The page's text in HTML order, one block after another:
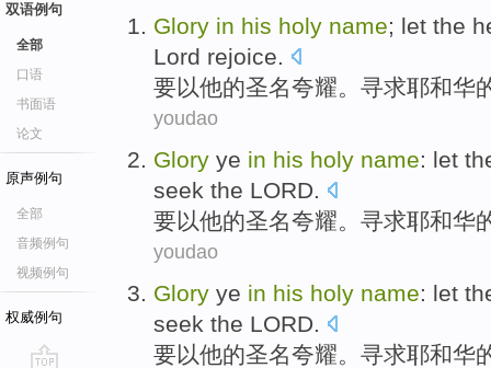
双语例句
全部
口语
书面语
论文
原声例句
全部
音频例句
视频例句
权威例句
Glory in his holy name; let the
Lord rejoice.
要以他的圣名夸耀。 寻求耶和华
youdao
Glory ye in his holy name: let
seek the LORD.
要以他的圣名夸耀。 寻求耶和华
youdao
Glory ye in his holy name: let
seek the LORD
要以他的圣名夸耀。 寻求耶和华